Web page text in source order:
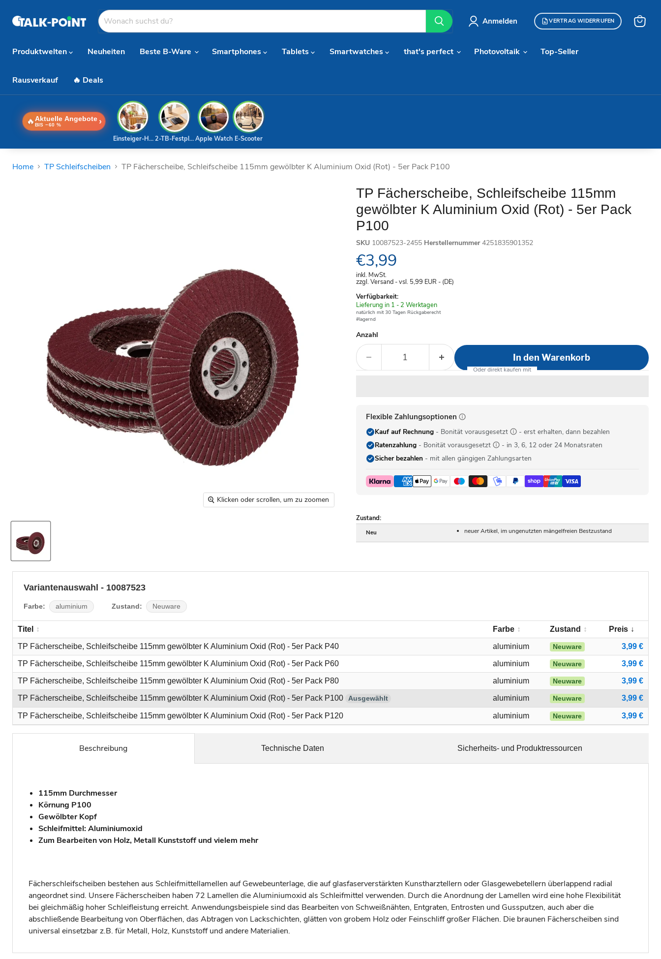
Anmelden VERTRAG WIDERRUFEN
Produktwelten
Neuheiten Beste B-Ware Smartphones Tablets Smartwatches that's perfect Photovoltaik Top-Seller
Rausverkauf 🔥 Deals
🔥 Aktuelle Angebote
BIS −60 % ›
E-Scooter
Apple Watch
2-TB-Festplatte
Einsteiger-Handy
Home TP Schleifscheiben TP Fächerscheibe, Schleifscheibe 115mm gewölbter K Aluminium Oxid (Rot) - 5er Pack P100
Klicken oder scrollen, um zu zoomen
TP Fächerscheibe, Schleifscheibe 115mm
gewölbter K Aluminium Oxid (Rot) - 5er Pack
P100
SKU 10087523-2455 Herstellernummer 4251835901352
Aktueller Preis
€3,99
inkl. MwSt.
zzgl. Versand - vsl. 5,99 EUR - (DE)
Verfügbarkeit:
Verfügbar
-
Lieferung in 1 - 2 Werktagen
natürlich mit 30 Tagen Rückgaberecht
#lagernd
Anzahl
In den Warenkorb
Flexible Zahlungsoptionen
Kauf auf Rechnung- Bonität vorausgesetzt
- erst erhalten, dann bezahlen
Ratenzahlung- Bonität vorausgesetzt
- in 3, 6, 12 oder 24 Monatsraten
Sicher bezahlen- mit allen gängigen Zahlungsarten
Zustand:
Neu neuer Artikel, im ungenutzten mängelfreien Bestzustand
Variantenauswahl - 10087523
Farbe: aluminium Zustand: Neuware
Titel Farbe Zustand Preis
TP Fächerscheibe, Schleifscheibe 115mm gewölbter K Aluminium Oxid (Rot) - 5er Pack P40 aluminium Neuware 3,99 €
TP Fächerscheibe, Schleifscheibe 115mm gewölbter K Aluminium Oxid (Rot) - 5er Pack P60 aluminium Neuware 3,99 €
TP Fächerscheibe, Schleifscheibe 115mm gewölbter K Aluminium Oxid (Rot) - 5er Pack P80 aluminium Neuware 3,99 €
TP Fächerscheibe, Schleifscheibe 115mm gewölbter K Aluminium Oxid (Rot) - 5er Pack P100 Ausgewählt aluminium Neuware 3,99 €
TP Fächerscheibe, Schleifscheibe 115mm gewölbter K Aluminium Oxid (Rot) - 5er Pack P120 aluminium Neuware 3,99 €
Beschreibung
115mm Durchmesser
Körnung P100
Gewölbter Kopf
Schleifmittel: Aluminiumoxid
Zum Bearbeiten von Holz, Metall Kunststoff und vielem mehr
Fächerschleifscheiben bestehen aus Schleifmittellamellen auf Gewebeunterlage, die auf glasfaserverstärkten Kunstharztellern oder Glasgewebetellern überlappend radial
angeordnet sind. Unsere Fächerscheiben haben 72 Lamellen die Aluminiumoxid als Schleifmittel verwenden. Durch die Anordnung der Lamellen wird eine hohe Flexibilität
bei gleichmäßig hoher Schleifleistung erreicht. Anwendungsbeispiele sind das Bearbeiten von Schweißnähten, Entgraten, Entrosten und Gussputzen, auch aber die
abschließende Bearbeitung von Oberflächen, das Abtragen von Lackschichten, glätten von grobem Holz oder Feinschliff großer Flächen. Die braunen Fächerscheiben sind
universal einsetzbar z.B. für Metall, Holz, Kunststoff und andere Materialien.
Technische Daten Sicherheits- und Produktressourcen